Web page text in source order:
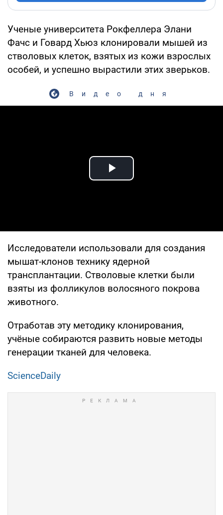
Ученые университета Рокфеллера Элани
Фачс и Говард Хьюз клонировали мышей из
стволовых клеток, взятых из кожи взрослых
особей, и успешно вырастили этих зверьков.
Видео дня
Play Video
Исследователи использовали для создания
мышат-клонов технику ядерной
трансплантации. Стволовые клетки были
взяты из фолликулов волосяного покрова
животного.
Отработав эту методику клонирования,
учёные собираются развить новые методы
генерации тканей для человека.
ScienceDaily